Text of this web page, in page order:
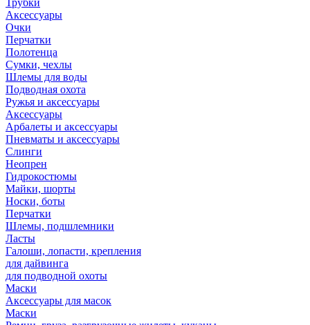
Трубки
Аксессуары
Очки
Перчатки
Полотенца
Сумки, чехлы
Шлемы для воды
Подводная охота
Ружья и аксессуары
Аксессуары
Арбалеты и аксессуары
Пневматы и аксессуары
Слинги
Неопрен
Гидрокостюмы
Майки, шорты
Носки, боты
Перчатки
Шлемы, подшлемники
Ласты
Галоши, лопасти, крепления
для дайвинга
для подводной охоты
Маски
Аксессуары для масок
Маски